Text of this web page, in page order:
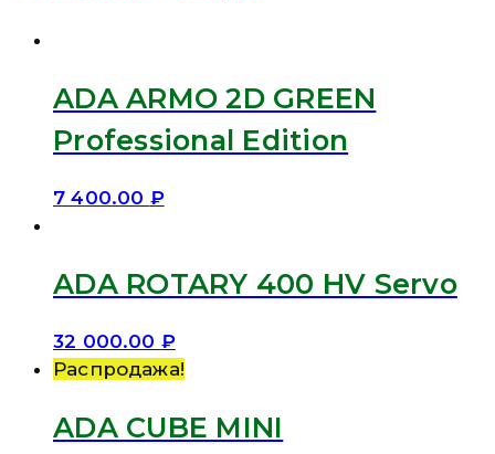
ADA ARMO 2D GREEN
Professional Edition
7 400.00 ₽
ADA ROTARY 400 HV Servo
32 000.00 ₽
Распродажа!
ADA CUBE MINI